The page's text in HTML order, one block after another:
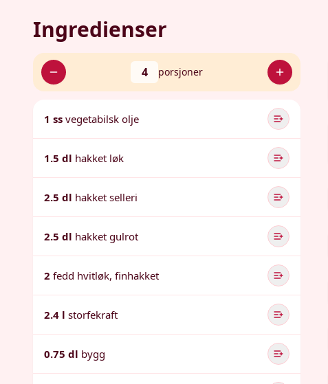
Ingredienser
4 porsjoner
1 ss vegetabilsk olje
1.5 dl hakket løk
2.5 dl hakket selleri
2.5 dl hakket gulrot
2 fedd hvitløk, finhakket
2.4 l storfekraft
0.75 dl bygg